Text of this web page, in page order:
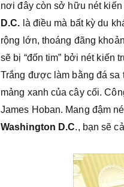
nơi đây còn sở hữu nét
D.C. là điều mà bất kỳ du
rộng lớn, thoáng đãng
sẽ bị “đốn tim” bởi nét kiến
Trắng được làm bằng đá
mảng xanh của cây cối.
James Hoban. Mang đậm
Washington D.C., bạn sẽ